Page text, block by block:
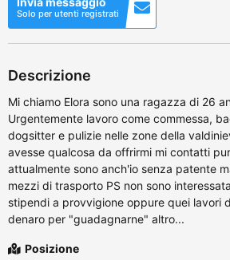
Solo per utenti registrati
Descrizione
Mi chiamo Elora sono una ragazza di 26
Urgentemente lavoro come commessa,
dogsitter e pulizie nelle zone della
avesse qualcosa da offrirmi mi contatti
attualmente sono anch'io senza patente
mezzi di trasporto PS non sono
stipendi a provvigione oppure quei lavori
denaro per "guadagnarne" altro...
Posizione